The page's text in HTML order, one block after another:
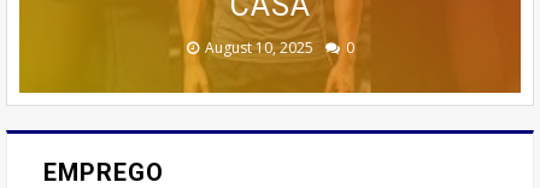
February 23, 2026 0
August 10, 2025 0
June 13, 2025 0
July 07, 2023 0
June 07, 2023 0
EMPREGO